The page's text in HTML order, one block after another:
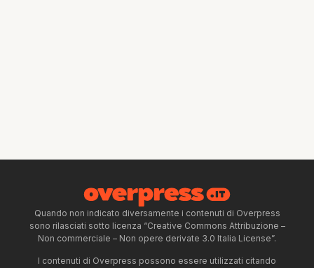
Quando non indicato diversamente i contenuti di Overpress
sono rilasciati sotto licenza “Creative Commons Attribuzione –
Non commerciale – Non opere derivate 3.0 Italia License”.
I contenuti di Overpress possono essere utilizzati citando